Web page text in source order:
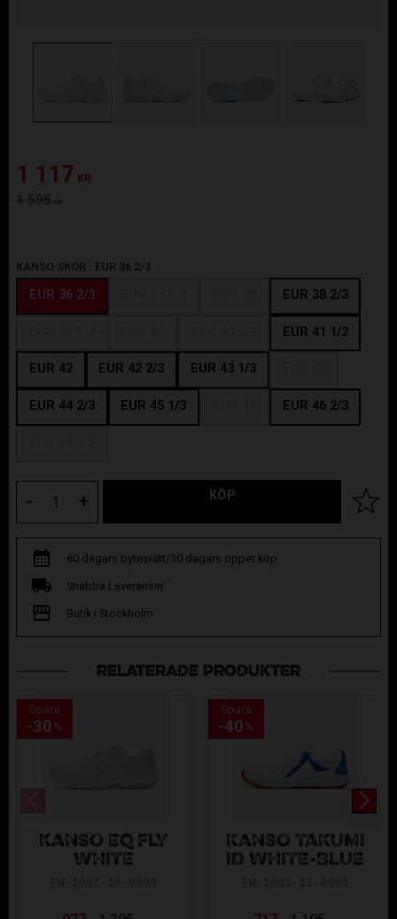
Nedsatt pris:
1 117 KR
Ordinarie pris:
1 595KR
KANSO SKOR : EUR 36 2/3
EUR 36 2/3 EUR 38 2/3
EUR 41 1/2
EUR 42 EUR 42 2/3 EUR 43 1/3
EUR 44 2/3 EUR 45 1/3 EUR 46 2/3
+
- KÖP Lägg
60 dagars bytesrätt/30 dagars öppet köp
Snabba Leveranser
Butik i Stockholm
RELATERADE PRODUKTER
KANSO EQ FLY
WHITE
Spara
30 %
KANSO TAKUMI
ID WHITE-BLUE
Spara
40 %